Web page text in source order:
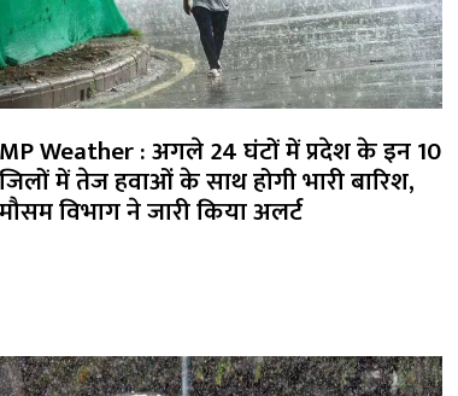
MP Weather : अगले 24 घंटों में प्रदेश के इन 10
जिलों में तेज हवाओं के साथ होगी भारी बारिश,
मौसम विभाग ने जारी किया अलर्ट